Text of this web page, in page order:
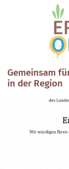
Gemeinsam
in der Region